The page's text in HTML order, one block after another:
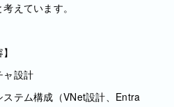
えています。
ャ設計
テム構成（VNet設計、Entra